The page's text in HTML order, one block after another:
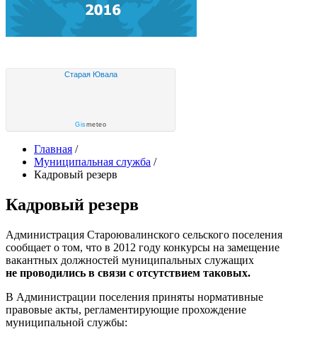
Старая Ювала
Gismeteo
Главная /
Муниципальная служба /
Кадровый резерв
Кадровый резерв
Администрация Староювалинского сельского поселения
сообщает о том, что в 2012 году конкурсы на замещение
вакантных должностей муниципальных служащих
не проводились в связи с отсутствием таковых.
В Администрации поселения приняты нормативные
правовые акты, регламентирующие прохождение
муниципальной службы: